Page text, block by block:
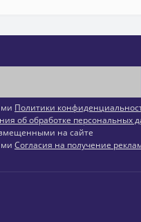
Политики
об обработке персональных
на сайте
Согласия на получение